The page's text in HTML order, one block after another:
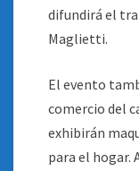
difundirá el
Maglietti.
El evento
comercio del
exhibirán
para el hogar.